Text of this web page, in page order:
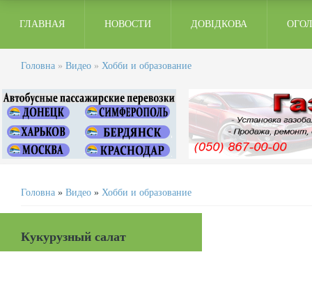
ГЛАВНАЯ НОВОСТИ ДОВІДКОВА
Головна » Видео » Хобби и образование
Головна » Видео » Хобби и образование
Кукурузный салат